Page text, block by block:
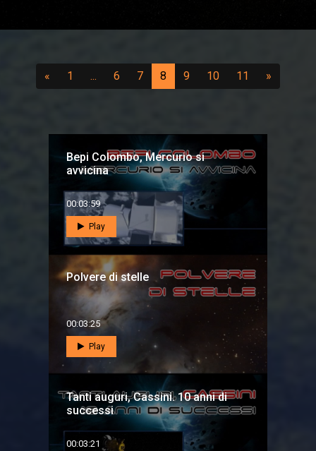
«Precedente
1 (vai a pagina 1)
... 6(vai a pagina 6)
7(vai a pagina 7)
8(attuale)
9(vai a pagina 9)
10(vai a pagina 10)
11 (vai a pagina
»
Bepi Colombo, Mercurio si
avvicina
00:03:59
Play
Polvere di stelle
00:03:25
Play
Tanti auguri, Cassini. 10 anni di
successi
00:03:21